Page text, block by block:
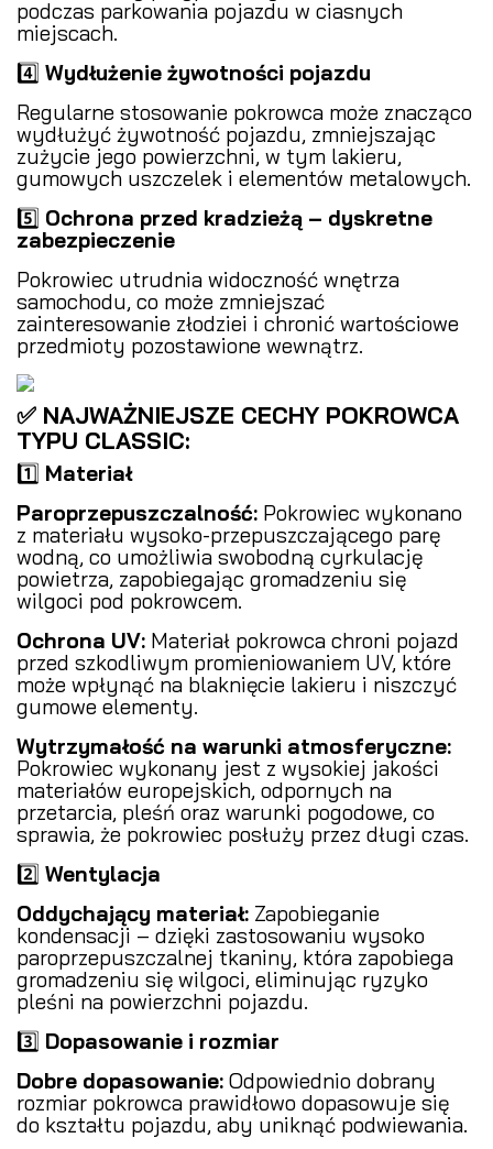
podczas parkowania pojazdu w ciasnych
miejscach.
4️⃣ Wydłużenie żywotności pojazdu
Regularne stosowanie pokrowca może znacząco
wydłużyć żywotność pojazdu, zmniejszając
zużycie jego powierzchni, w tym lakieru,
gumowych uszczelek i elementów metalowych.
5️⃣ Ochrona przed kradzieżą – dyskretne
zabezpieczenie
Pokrowiec utrudnia widoczność wnętrza
samochodu, co może zmniejszać
zainteresowanie złodziei i chronić wartościowe
przedmioty pozostawione wewnątrz.
✅ NAJWAŻNIEJSZE CECHY POKROWCA
TYPU CLASSIC:
1️⃣ Materiał
Paroprzepuszczalność: Pokrowiec wykonano
z materiału wysoko-przepuszczającego parę
wodną, co umożliwia swobodną cyrkulację
powietrza, zapobiegając gromadzeniu się
wilgoci pod pokrowcem.
Ochrona UV: Materiał pokrowca chroni pojazd
przed szkodliwym promieniowaniem UV, które
może wpłynąć na blaknięcie lakieru i niszczyć
gumowe elementy.
Wytrzymałość na warunki atmosferyczne:
Pokrowiec wykonany jest z wysokiej jakości
materiałów europejskich, odpornych na
przetarcia, pleśń oraz warunki pogodowe, co
sprawia, że pokrowiec posłuży przez długi czas.
2️⃣ Wentylacja
Oddychający materiał: Zapobieganie
kondensacji – dzięki zastosowaniu wysoko
paroprzepuszczalnej tkaniny, która zapobiega
gromadzeniu się wilgoci, eliminując ryzyko
pleśni na powierzchni pojazdu.
3️⃣ Dopasowanie i rozmiar
Dobre dopasowanie: Odpowiednio dobrany
rozmiar pokrowca prawidłowo dopasowuje się
do kształtu pojazdu, aby uniknąć podwiewania.